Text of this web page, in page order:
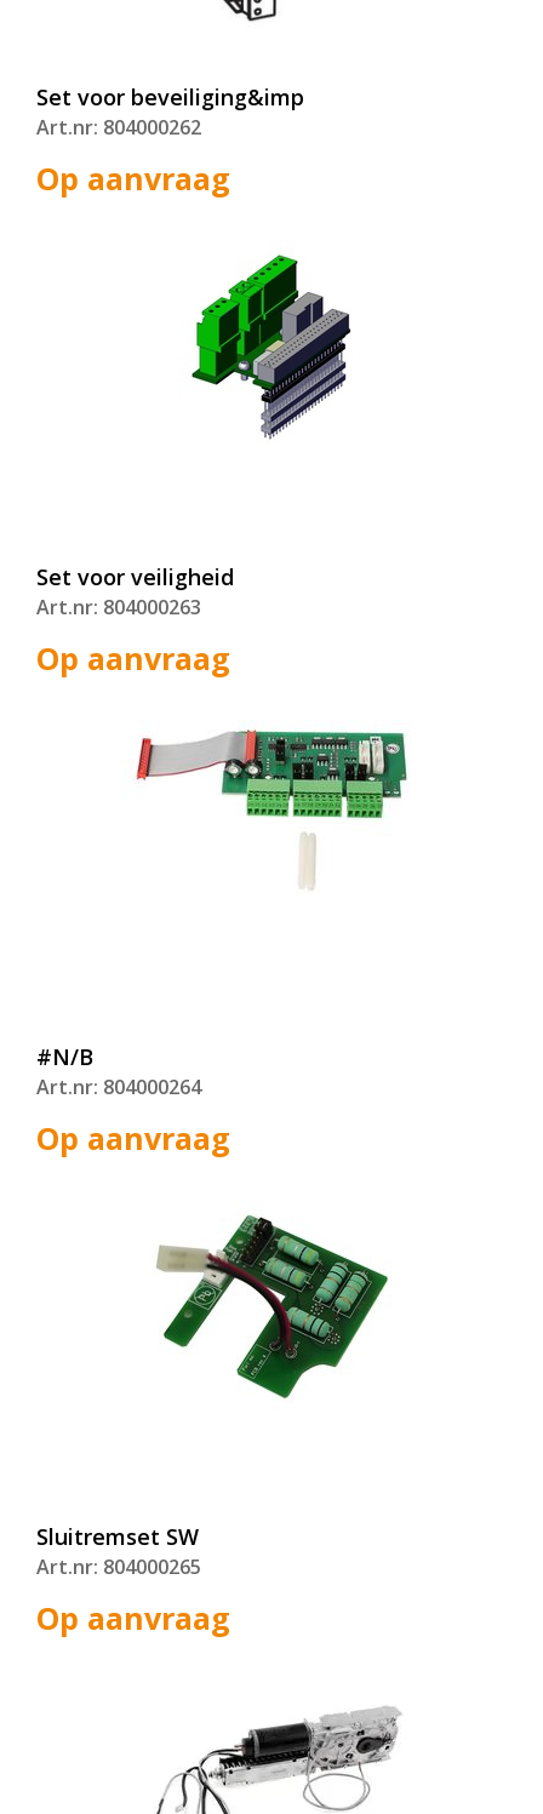
Set voor beveiliging&imp
Art.nr: 804000262
Op aanvraag
Set voor veiligheid
Art.nr: 804000263
Op aanvraag
#N/B
Art.nr: 804000264
Op aanvraag
Sluitremset SW
Art.nr: 804000265
Op aanvraag